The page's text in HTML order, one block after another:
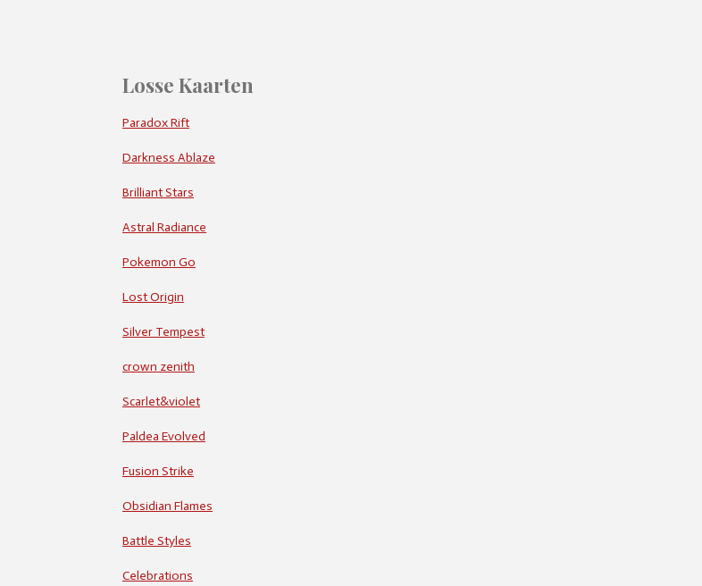
Losse Kaarten
Paradox Rift
Darkness Ablaze
Brilliant Stars
Astral Radiance
Pokemon Go
Lost Origin
Silver Tempest
crown zenith
Scarlet&violet
Paldea Evolved
Fusion Strike
Obsidian Flames
Battle Styles
Celebrations